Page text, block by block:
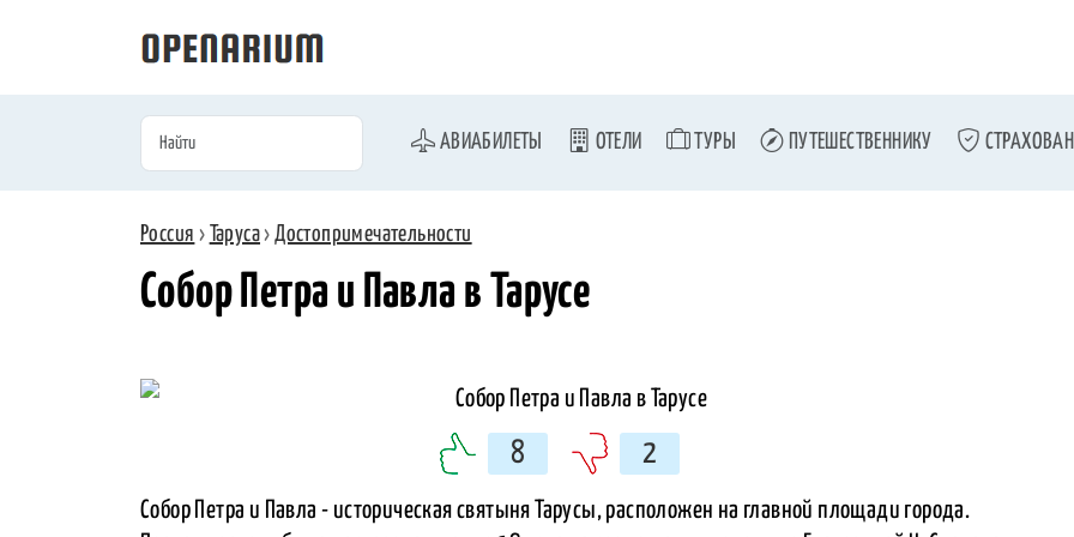
АВИАБИЛЕТЫ ОТЕЛИ ТУРЫ ПУТЕШЕСТВЕННИКУ
Россия › Таруса›Достопримечательности
Собор Петра и Павла в Тарусе
8 2
Собор Петра и Павла - историческая святыня Тарусы, расположен на главной площади города.